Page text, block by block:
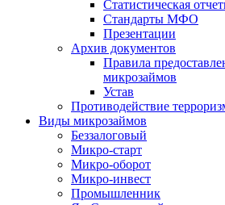
Статистическая
Стандарты МФО
Презентации
Архив документов
Правила
микрозаймов
Устав
Противодействие
Виды микрозаймов
Беззалоговый
Микро-старт
Микро-оборот
Микро-инвест
Промышленник